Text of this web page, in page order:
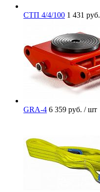
СТП 4/4/100 1 431 руб.
GRA-4 6 359 руб. / шт